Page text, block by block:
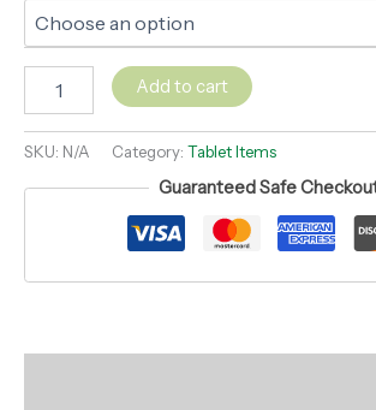
Add to cart
SKU: N/A Category: Tablet Items
Guaranteed Safe